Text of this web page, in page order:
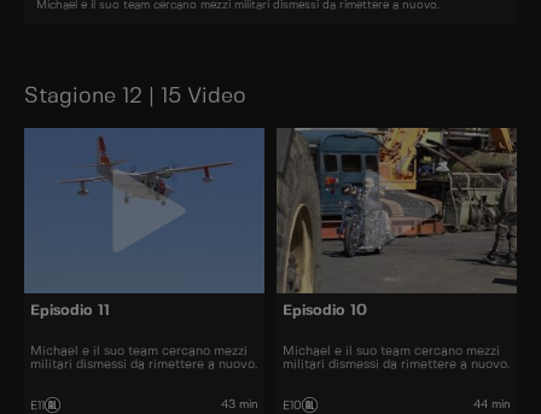
Michael e il suo team cercano mezzi militari dismessi da rimettere a nuovo.
Stagione 12 | 15 Video
Episodio 11
Michael e il suo team cercano mezzi
militari dismessi da rimettere a nuovo.
E11 43 min
Episodio 10
Michael e il suo team cercano mezzi
militari dismessi da rimettere a nuovo.
E10 44 min